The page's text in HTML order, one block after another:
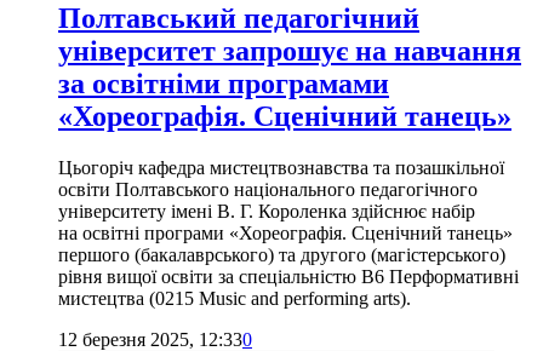
Полтавський педагогічний
університет запрошує на навчання
за освітніми програмами
«Хореографія. Сценічний танець»
Цьогоріч кафедра мистецтвознавства та позашкільної
освіти Полтавського національного педагогічного
університету імені В. Г. Короленка здійснює набір
на освітні програми «Хореографія. Сценічний танець»
першого (бакалаврського) та другого (магістерського)
рівня вищої освіти за спеціальністю В6 Перформативні
мистецтва (0215 Music and performing arts).
12 березня 2025, 12:330